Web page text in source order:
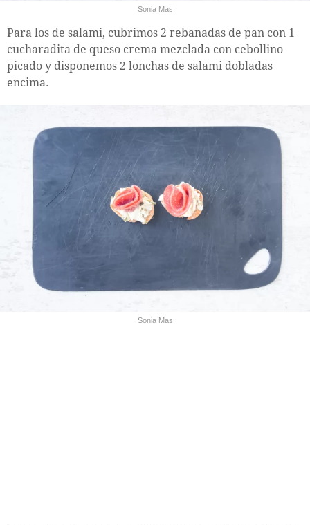
Sonia Mas
Para los de salami, cubrimos 2 rebanadas de pan con 1
cucharadita de queso crema mezclada con cebollino
picado y disponemos 2 lonchas de salami dobladas
encima.
Sonia Mas